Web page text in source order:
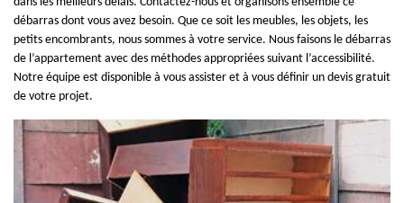
débarras dont vous avez besoin. Que ce soit les meubles, les objets, les
petits encombrants, nous sommes à votre service. Nous faisons le débarras
de l’appartement avec des méthodes appropriées suivant l’accessibilité.
Notre équipe est disponible à vous assister et à vous définir un devis gratuit
de votre projet.